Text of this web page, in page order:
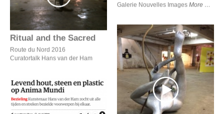
Galerie Nouvelles Images More
Ritual and the Sacred
Route du Nord 2016
Curatortalk Hans van der Ham
Ritual and the Sacred